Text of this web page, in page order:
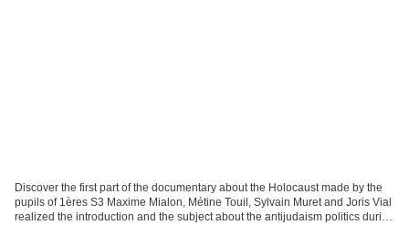
Discover the first part of the documentary about the Holocaust made by the
pupils of 1ères S3 Maxime Mialon, Métine Touil, Sylvain Muret and Joris Vial
realized the introduction and the subject about the antijudaism politics during